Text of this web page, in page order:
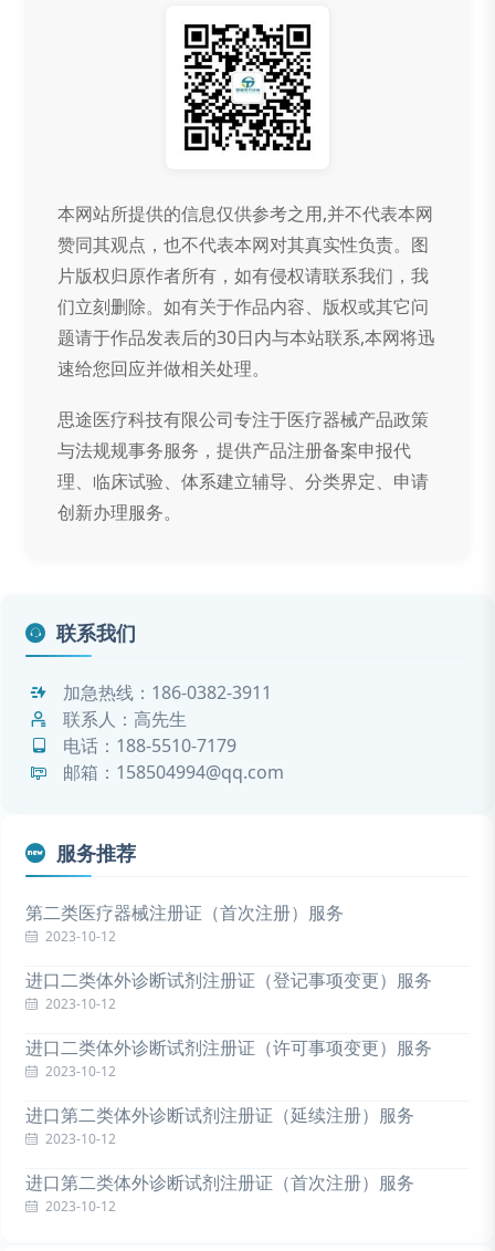
本网站所提供的信息仅供参考之用,并不代表本网
赞同其观点，也不代表本网对其真实性负责。图
片版权归原作者所有，如有侵权请联系我们，我
们立刻删除。如有关于作品内容、版权或其它问
题请于作品发表后的30日内与本站联系,本网将迅
速给您回应并做相关处理。
思途医疗科技有限公司专注于医疗器械产品政策
与法规规事务服务，提供产品注册备案申报代
理、临床试验、体系建立辅导、分类界定、申请
创新办理服务。
联系我们
加急热线： 186-0382-3911
联系人：高先生
电话： 188-5510-7179
邮箱：158504994@qq.com
服务推荐
第二类医疗器械注册证（首次注册）服务
2023-10-12
进口二类体外诊断试剂注册证（登记事项变更）服务
2023-10-12
进口二类体外诊断试剂注册证（许可事项变更）服务
2023-10-12
进口第二类体外诊断试剂注册证（延续注册）服务
2023-10-12
进口第二类体外诊断试剂注册证（首次注册）服务
2023-10-12